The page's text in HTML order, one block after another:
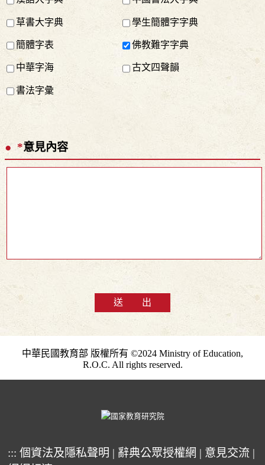
草書大字典 學生簡體字字典
簡體字表 佛教難字字典
中華字海 古文四聲韻
書法字彙
*意見內容
送 出
中華民國教育部 版權所有 ©2024 Ministry of Education,
R.O.C. All rights reserved.
::: 個資法及隱私聲明 | 辭典公眾授權網 | 意見交流 |